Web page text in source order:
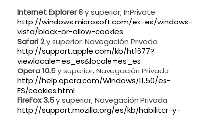
Internet Explorer 8y superior; InPrivate
http://windows.microsoft.com/es-es/windows-
vista/block-or-allow-cookies
Safari 2y superior; Navegación Privada
http://support.apple.com/kb/ht1677?
viewlocale=es_es&locale=es_es
Opera 10.5y superior; Navegación Privada
http://help.opera.com/Windows/11.50/es-
ES/cookies.html
FireFox 3.5y superior; Navegación Privada
http://support.mozilla.org/es/kb/habilitar-y-